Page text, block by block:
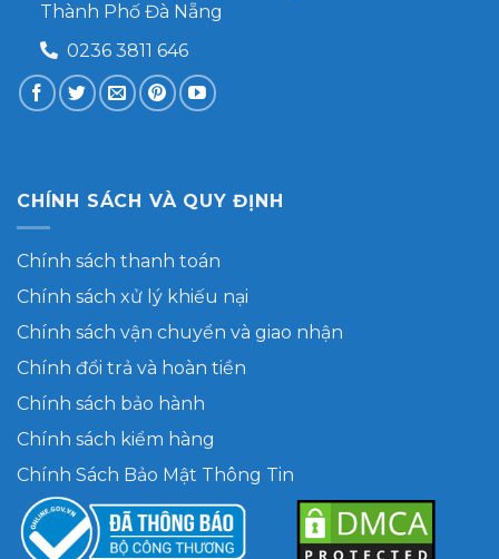
Thành Phố Đà Nẵng
0236 3811 646
CHÍNH SÁCH VÀ QUY ĐỊNH
Chính sách thanh toán
Chính sách xử lý khiếu nại
Chính sách vận chuyển và giao nhận
Chính đổi trả và hoàn tiền
Chính sách bảo hành
Chính sách kiểm hàng
Chính Sách Bảo Mật Thông Tin